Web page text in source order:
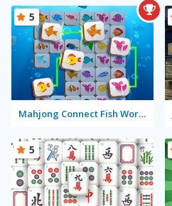
Mahjong Connect Fish World
5
5